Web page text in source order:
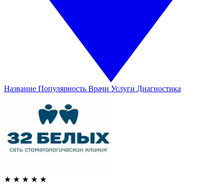
Название Популярность Врачи Услуги Диагностика
★ ★ ★ ★ ★